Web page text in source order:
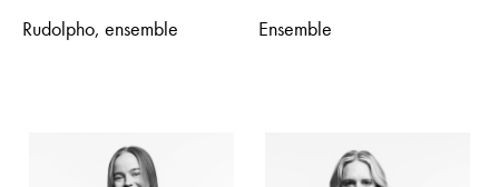
Rudolpho, ensemble Ensemble